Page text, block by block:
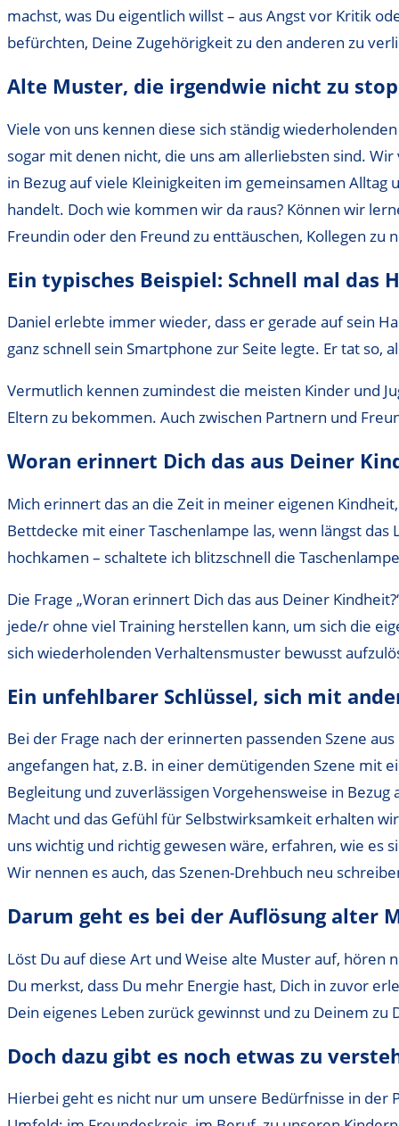
machst, was Du eigentlich willst – aus Angst vor Kritik
befürchten, Deine Zugehörigkeit zu den anderen zu
Alte Muster, die irgendwie nicht zu
Viele von uns kennen diese sich ständig
sogar mit denen nicht, die uns am allerliebsten sind.
in Bezug auf viele Kleinigkeiten im gemeinsamen
handelt. Doch wie kommen wir da raus? Können wir
Freundin oder den Freund zu enttäuschen, Kollegen zu
Ein typisches Beispiel: Schnell mal das
Daniel erlebte immer wieder, dass er gerade auf sein
ganz schnell sein Smartphone zur Seite legte. Er tat
Vermutlich kennen zumindest die meisten Kinder und
Eltern zu bekommen. Auch zwischen Partnern und
Woran erinnert Dich das aus Deiner
Mich erinnert das an die Zeit in meiner eigenen
Bettdecke mit einer Taschenlampe las, wenn längst
hochkamen – schaltete ich blitzschnell die
Die Frage „Woran erinnert Dich das aus Deiner
jede/r ohne viel Training herstellen kann, um sich die
sich wiederholenden Verhaltensmuster bewusst
Ein unfehlbarer Schlüssel, sich mit
Bei der Frage nach der erinnerten passenden Szene
angefangen hat, z.B. in einer demütigenden Szene
Begleitung und zuverlässigen Vorgehensweise in
Macht und das Gefühl für Selbstwirksamkeit erhalten
uns wichtig und richtig gewesen wäre, erfahren, wie es
Wir nennen es auch, das Szenen-Drehbuch neu
Darum geht es bei der Auflösung alter
Löst Du auf diese Art und Weise alte Muster auf,
Du merkst, dass Du mehr Energie hast, Dich in zuvor
Dein eigenes Leben zurück gewinnst und zu Deinem
Doch dazu gibt es noch etwas zu
Hierbei geht es nicht nur um unsere Bedürfnisse in der